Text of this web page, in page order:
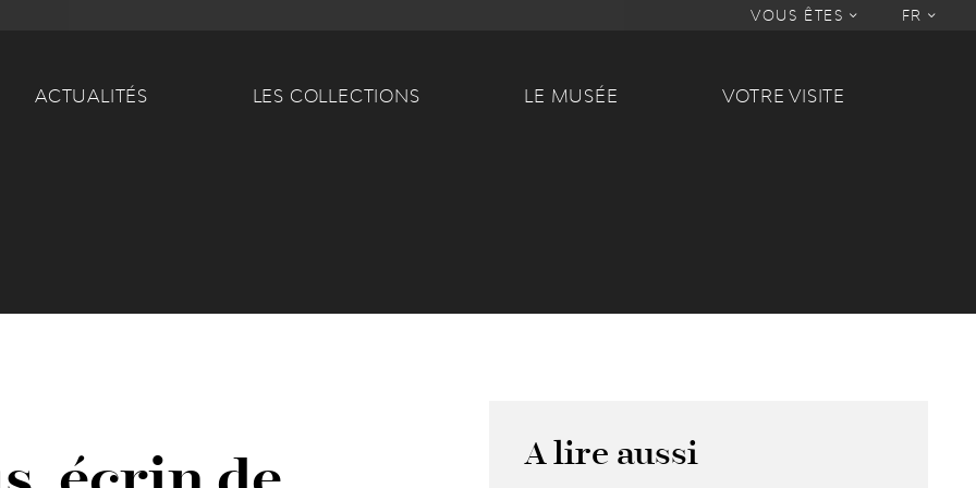
VOUS ÊTES FR
Main navigation
ACTUALITÉS LES COLLECTIONS LE MUSÉE VOTRE VISITE
A lire aussi